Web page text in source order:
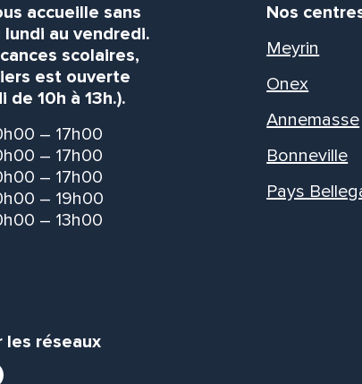
accueille sans
au vendredi.
scolaires,
est ouverte
de 10h à 13h.).
– 17h00
– 17h00
– 17h00
– 19h00
– 13h00
les réseaux
Nos
Meyrin
Onex
Annemasse
Bonneville
Pays